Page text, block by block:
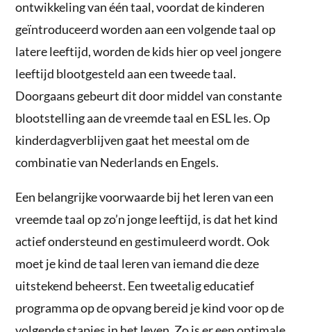
ontwikkeling van één taal, voordat de kinderen
geïntroduceerd worden aan een volgende taal op
latere leeftijd, worden de kids hier op veel jongere
leeftijd blootgesteld aan een tweede taal.
Doorgaans gebeurt dit door middel van constante
blootstelling aan de vreemde taal en ESL les. Op
kinderdagverblijven gaat het meestal om de
combinatie van Nederlands en Engels.
Een belangrijke voorwaarde bij het leren van een
vreemde taal op zo’n jonge leeftijd, is dat het kind
actief ondersteund en gestimuleerd wordt. Ook
moet je kind de taal leren van iemand die deze
uitstekend beheerst. Een tweetalig educatief
programma op de opvang bereid je kind voor op de